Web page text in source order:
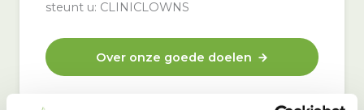
steunt u: CLINICLOWNS
Over onze goede doelen